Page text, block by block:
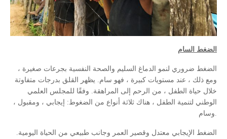
الضغط السام
الضغط ضروري لنمو الدماغ السليم والصحة النفسية بجرعات صغيرة ،
ومع ذلك ، عند مستويات كبيرة ، فهو سام. يظهر القلق بدرجات متفاوتة
خلال حياة الطفل ، من الرحم إلى المراهقة. وفقًا للمجلس العلمي
الوطني لتنمية الطفل ، هناك ثلاثة أنواع من الضغوط: إيجابي ، ومقبول ،
الضغط الإيجابي معتدل وقصير العمر وجانب طبيعي من الحياة اليومية.